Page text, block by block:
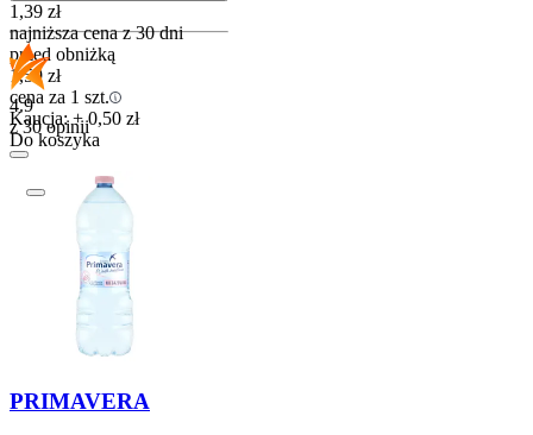
1,39 zł
najniższa cena z 30 dni
przed obniżką
1,59 zł
cena za 1 szt.
Kaucja: + 0,50 zł
Do koszyka
4.9
z 30 opinii
PRIMAVERA